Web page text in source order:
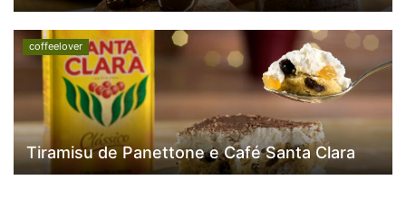
coffeelover
Tiramisu de Panettone e Café Santa Clara